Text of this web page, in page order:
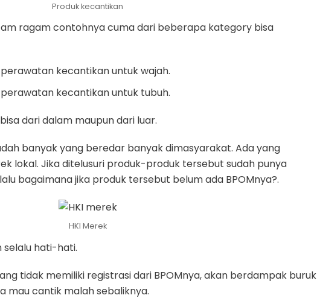
Produk kecantikan
ragam contohnya cuma dari beberapa kategory bisa
kecantikan untuk wajah.
kecantikan untuk tubuh.
dari dalam maupun dari luar.
banyak yang beredar banyak dimasyarakat. Ada yang
lokal. Jika ditelusuri produk-produk tersebut sudah punya
bagaimana jika produk tersebut belum ada BPOMnya?.
HKI Merek
selalu hati-hati.
tidak memiliki registrasi dari BPOMnya, akan berdampak buruk
mau cantik malah sebaliknya.